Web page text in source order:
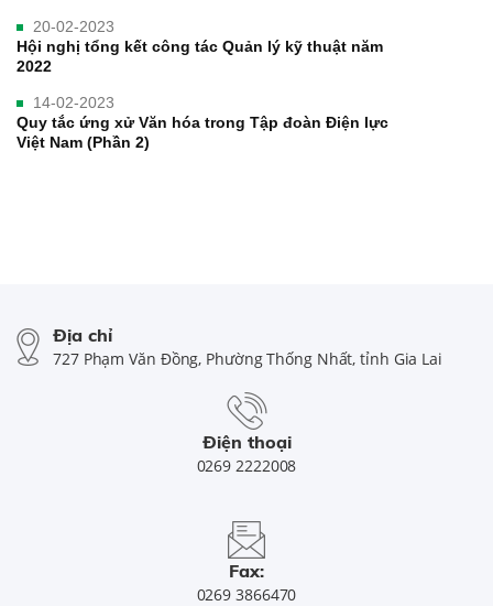
20-02-2023
Hội nghị tổng kết công tác Quản lý kỹ thuật năm
2022
14-02-2023
Quy tắc ứng xử Văn hóa trong Tập đoàn Điện lực
Việt Nam (Phần 2)
Địa chỉ
727 Phạm Văn Đồng, Phường Thống Nhất, tỉnh Gia Lai
Điện thoại
0269 2222008
Fax:
0269 3866470